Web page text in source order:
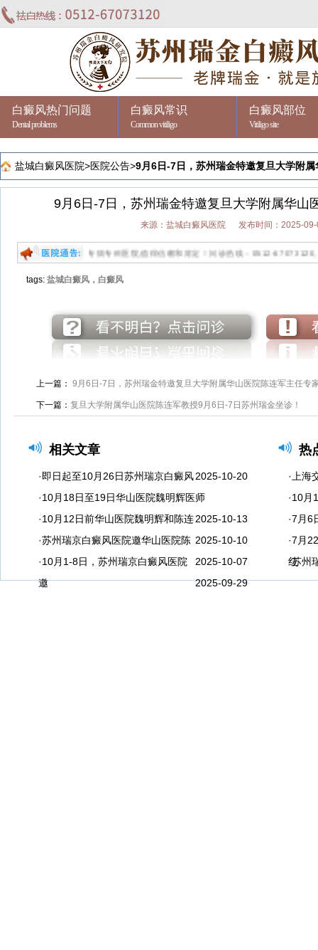
白癜风热门问题
Dental problems
白癜风常识
Common vitiligo
白癜风部位
Vitiligo site
盐城白癜风医院>医院公告>9月6日-7日，苏州瑞金特邀复旦大学附
9月6日-7日，苏州瑞金特邀复旦大学附属华山
来源：盐城白癜风医院 发布时间：2025-
省专业祛白的专病专科医院,值得信赖和肯定！问诊热线：0512-67073120。
tags:盐城白癜风，白癜风
上一篇： ​​9月6日-7日，苏州瑞金特邀复旦大学附属华山医院陈连军主任专
下一篇： 复旦大学附属华山医院陈连军教授9月6日-7日苏州瑞金坐诊！​
相关文章
·即日起至10月26日苏州瑞京白癜风2025-10-20
·10月18日至19日华山医院魏明辉医师
2025-10-13
·10月12日前华山医院魏明辉和陈连
2025-10-10
·苏州瑞京白癜风医院邀华山医院陈
2025-10-07
·10月1-8日，苏州瑞京白癜风医院
邀
2025-09-29
热
·上海
·10月
·​​7月6
·7月
红
·苏州